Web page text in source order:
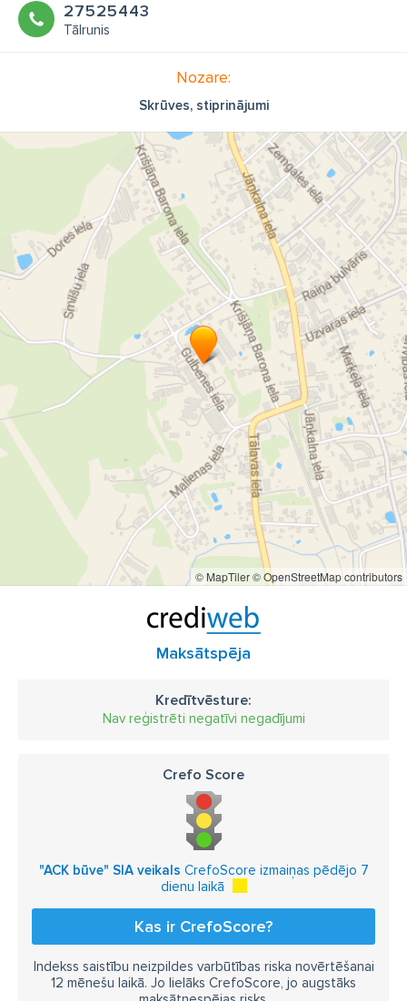
27525443
Tālrunis
Nozare:
Skrūves, stiprinājumi
© MapTiler© OpenStreetMap contributors
Maksātspēja
Kredītvēsture:
Nav reģistrēti negatīvi negadījumi
Crefo Score
"ACK būve" SIA veikals CrefoScore izmaiņas pēdējo 7
dienu laikā
Kas ir CrefoScore?
Indekss saistību neizpildes varbūtības riska novērtēšanai
12 mēnešu laikā. Jo lielāks CrefoScore, jo augstāks